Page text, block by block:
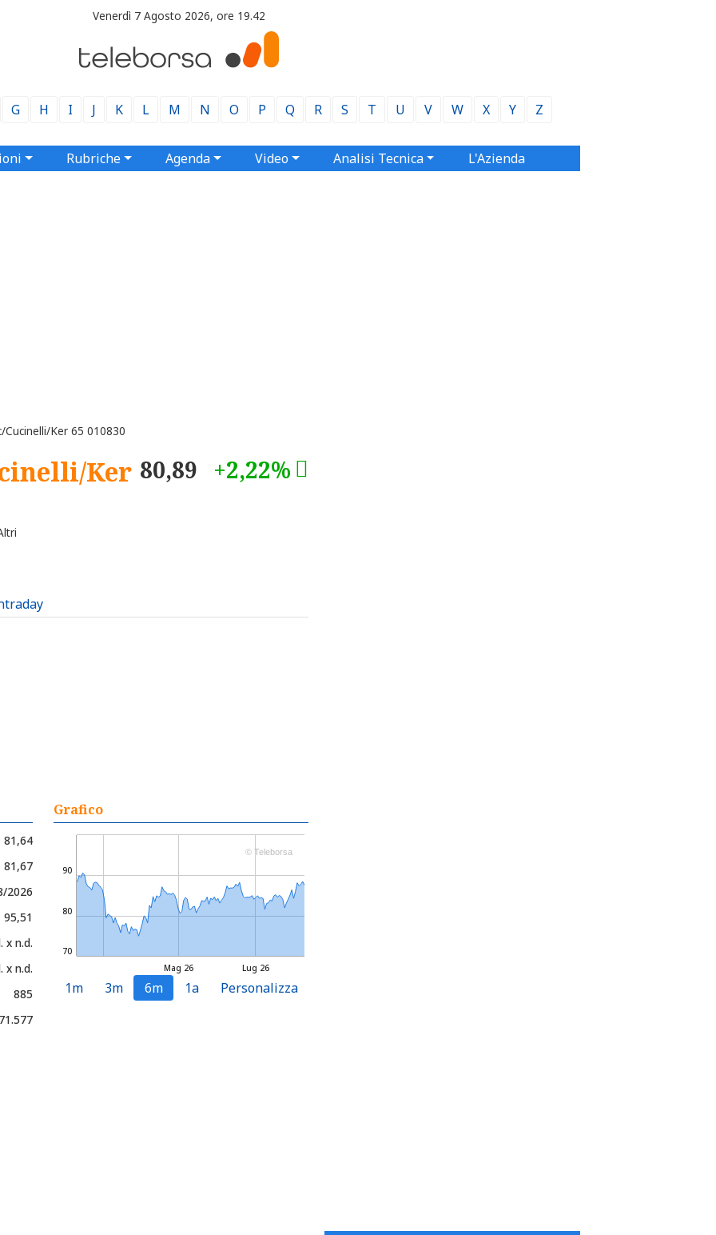
Venerdì 7 Agosto 2026, ore 19.42
G H I J K L M N O P Q R S T U V W X Y Z
Rubriche Agenda Video Analisi Tecnica L'Azienda
Ker 65 010830
Ker 80,89 +2,22%
81,64
81,67
2026
x n.d.
x n.d.
885
Grafico
Lug 26
Mag 26
70
80
90
© Teleborsa
1m 3m 6m 1a Personalizza